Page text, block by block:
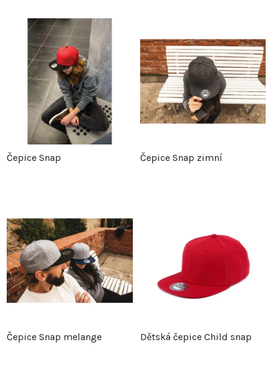
Čepice Snap Čepice Snap zimní
Čepice Snap melange Dětská čepice Child snap